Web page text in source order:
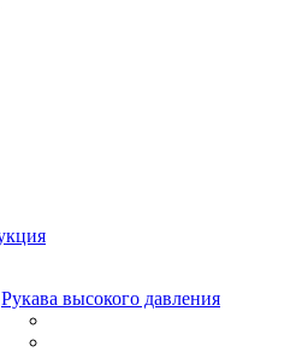
Рукава высокого давления